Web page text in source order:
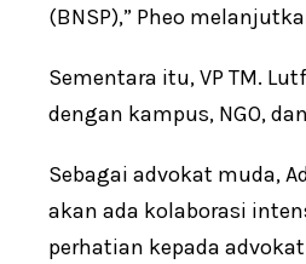
(BNSP),” Pheo
Sementara itu, VP TM.
dengan kampus, NGO,
Sebagai advokat muda,
akan ada kolaborasi
perhatian kepada